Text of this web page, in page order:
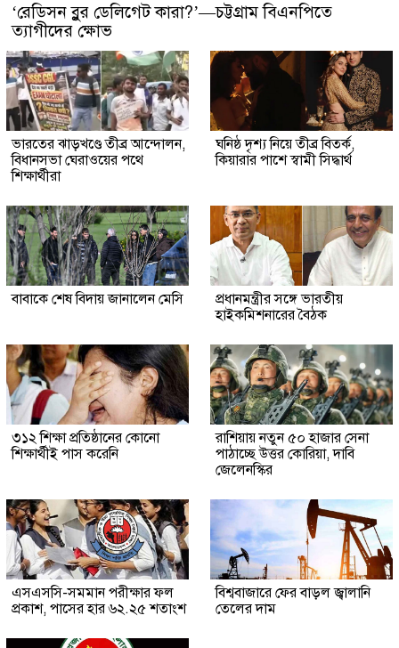
‘রেডিসন ব্লুর ডেলিগেট কারা?’—চট্টগ্রাম বিএনপিতে
ত্যাগীদের ক্ষোভ
ভারতের ঝাড়খণ্ডে তীব্র আন্দোলন,
বিধানসভা ঘেরাওয়ের পথে
শিক্ষার্থীরা
ঘনিষ্ঠ দৃশ্য নিয়ে তীব্র বিতর্ক,
কিয়ারার পাশে স্বামী সিদ্ধার্থ
বাবাকে শেষ বিদায় জানালেন মেসি
প্রধানমন্ত্রীর সঙ্গে ভারতীয়
হাইকমিশনারের বৈঠক
৩১২ শিক্ষা প্রতিষ্ঠানের কোনো
শিক্ষার্থীই পাস করেনি
রাশিয়ায় নতুন ৫০ হাজার সেনা
পাঠাচ্ছে উত্তর কোরিয়া, দাবি
জেলেনস্কির
এসএসসি-সমমান পরীক্ষার ফল
প্রকাশ, পাসের হার ৬২.২৫ শতাংশ
বিশ্ববাজারে ফের বাড়ল জ্বালানি
তেলের দাম